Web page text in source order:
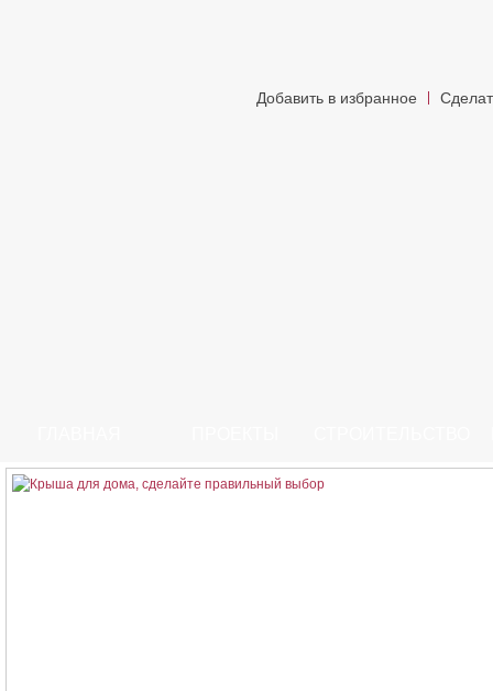
Добавить в избранное